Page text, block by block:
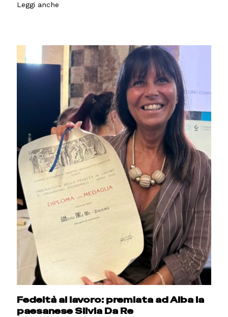
Leggi anche
Fedeltà al lavoro: premiata ad Alba la
paesanese Silvia Da Re